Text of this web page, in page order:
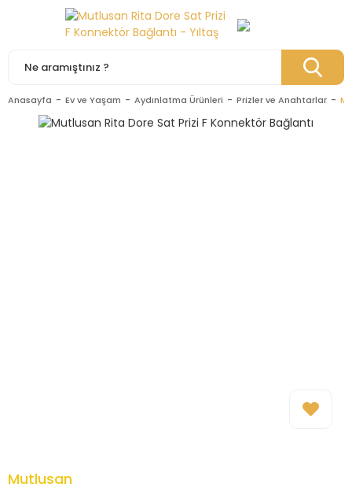
Anasayfa Ev ve Yaşam Aydınlatma Ürünleri Prizler ve Anahtarlar
Mutlusan